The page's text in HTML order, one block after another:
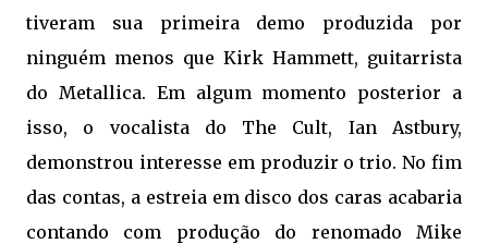
tiveram sua primeira demo produzida por
ninguém menos que Kirk Hammett, guitarrista
do Metallica. Em algum momento posterior a
isso, o vocalista do The Cult, Ian Astbury,
demonstrou interesse em produzir o trio. No fim
das contas, a estreia em disco dos caras acabaria
contando com produção do renomado Mike